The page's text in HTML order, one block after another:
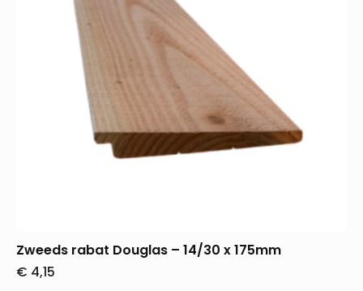
Zweeds rabat Douglas – 14/30 x 175mm
€ 4,15